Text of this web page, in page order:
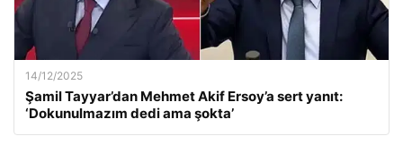
14/12/2025
Şamil Tayyar’dan Mehmet Akif Ersoy’a sert yanıt:
‘Dokunulmazım dedi ama şokta’